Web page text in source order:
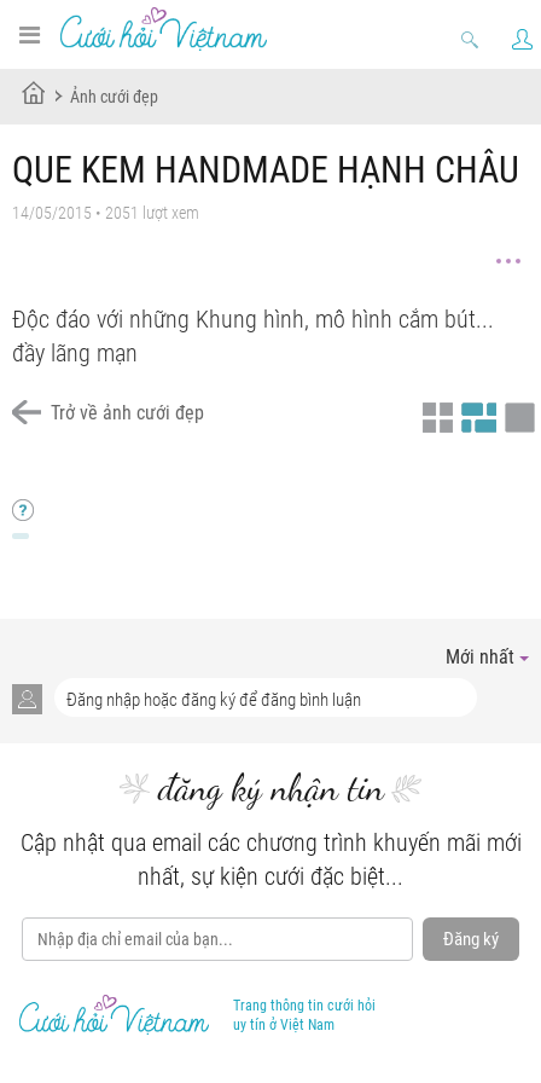
Ảnh cưới đẹp
QUE KEM HANDMADE HẠNH CHÂU
14/05/2015 • 2051 lượt xem
Độc đáo với những Khung hình, mô hình cắm bút...
đầy lãng mạn
Trở về ảnh cưới đẹp
Chưa có tiêu đề
Chưa có tiêu đề
Chưa có tiêu đề
Chưa có tiêu đề
Chưa có tiêu đề
Chưa có tiêu đề
Mới nhất
đăng ký nhận tin
Cập nhật qua email các chương trình khuyến mãi mới
nhất, sự kiện cưới đặc biệt...
Đăng ký
Trang thông tin cưới hỏi
uy tín ở Việt Nam